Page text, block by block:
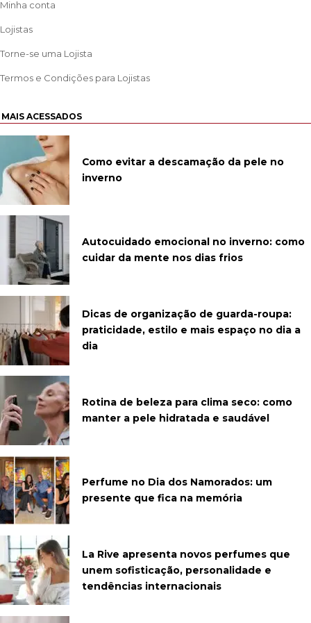
Minha conta
Lojistas
Torne-se uma Lojista
Termos e Condições para Lojistas
MAIS ACESSADOS
Como evitar a descamação da pele no
inverno
Autocuidado emocional no inverno: como
cuidar da mente nos dias frios
Dicas de organização de guarda-roupa:
praticidade, estilo e mais espaço no dia a
dia
Rotina de beleza para clima seco: como
manter a pele hidratada e saudável
Perfume no Dia dos Namorados: um
presente que fica na memória
La Rive apresenta novos perfumes que
unem sofisticação, personalidade e
tendências internacionais